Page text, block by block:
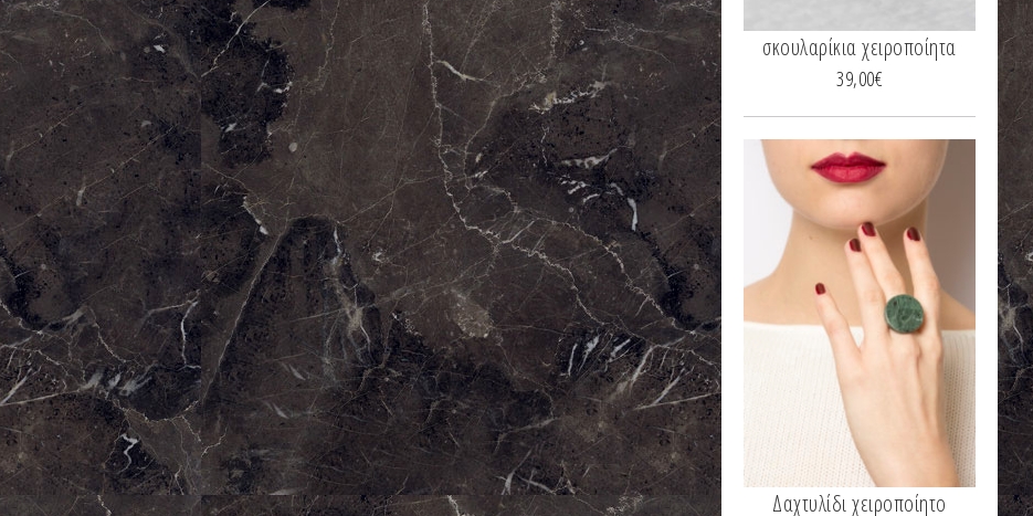
σκουλαρίκια χειροποίητα
39,00€
Δαχτυλίδι χειροποίητο